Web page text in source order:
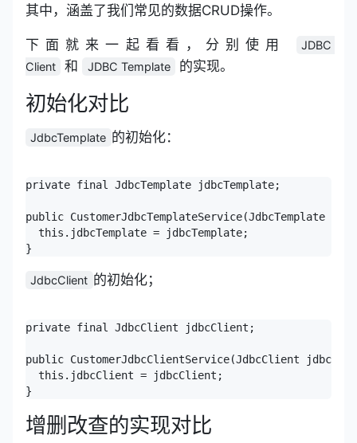
其中，涵盖了我们常见的数据CRUD操作。
下面就来一起看看，分别使用
JDBC
Client
和 JDBC Template 的实现。
初始化对比
JdbcTemplate 的初始化：
private final JdbcTemplate jdbcTemplate;
public CustomerJdbcTemplateService(JdbcTemplate
  this.jdbcTemplate = jdbcTemplate;
JdbcClient 的初始化；
private final JdbcClient jdbcClient;
public CustomerJdbcClientService(JdbcClient
  this.jdbcClient = jdbcClient;
增删改查的实现对比